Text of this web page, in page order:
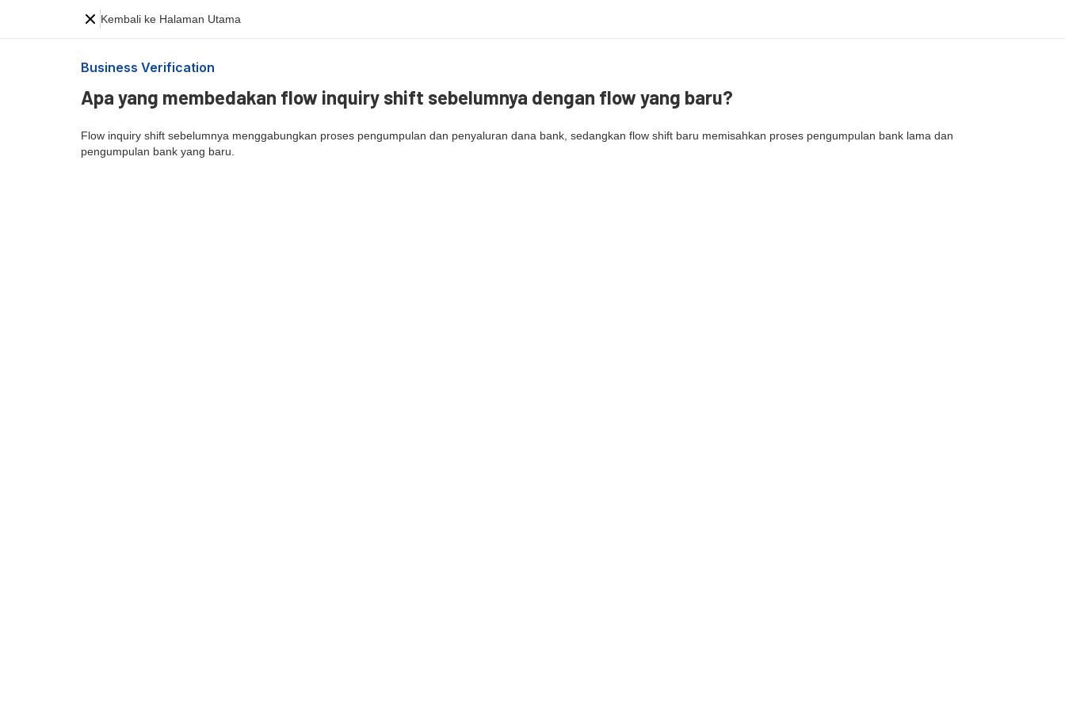
Kembali ke Halaman Utama
Business Verification
Apa yang membedakan flow inquiry shift sebelumnya dengan flow yang baru?
Flow inquiry shift sebelumnya menggabungkan proses pengumpulan dan penyaluran dana bank, sedangkan flow shift baru memisahkan proses pengumpulan bank lama dan
pengumpulan bank yang baru.